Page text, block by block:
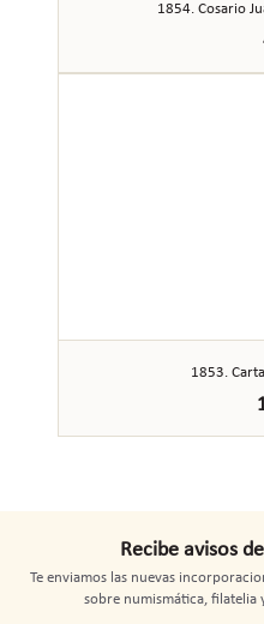
1854. Cosario
1853.
Recibe avisos
Te enviamos las nuevas
sobre numismática, filatelia